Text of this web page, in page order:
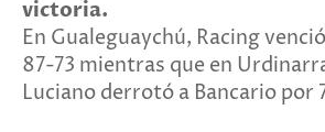
victoria.
En Gualeguaychú, Racing
87-73 mientras que en
Luciano derrotó a Bancario por